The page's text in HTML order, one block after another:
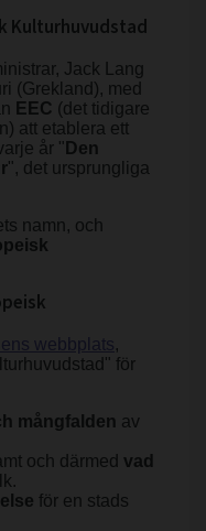
Kulturhuvudstad
Jack Lang
(Grekland), med
EEC (det tidigare
att etablera ett
år " Den
", det ursprungliga
namn, och
webbplats,
för
mångfalden av
och därmed vad
för en stads